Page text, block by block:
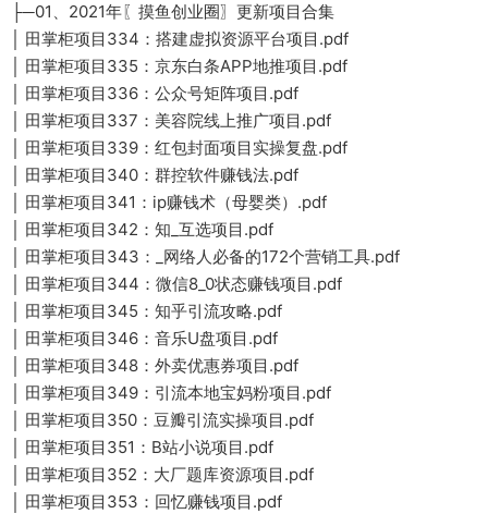
├─01、2021年〖摸鱼创业圈〗更新项目合集
│ 田掌柜项目334：搭建虚拟资源平台项目.pdf
│ 田掌柜项目335：京东白条APP地推项目.pdf
│ 田掌柜项目336：公众号矩阵项目.pdf
│ 田掌柜项目337：美容院线上推广项目.pdf
│ 田掌柜项目339：红包封面项目实操复盘.pdf
│ 田掌柜项目340：群控软件赚钱法.pdf
│ 田掌柜项目341：ip赚钱术（母婴类）.pdf
│ 田掌柜项目342：知_互选项目.pdf
│ 田掌柜项目343：_网络人必备的172个营销工具.pdf
│ 田掌柜项目344：微信8_0状态赚钱项目.pdf
│ 田掌柜项目345：知乎引流攻略.pdf
│ 田掌柜项目346：音乐U盘项目.pdf
│ 田掌柜项目348：外卖优惠券项目.pdf
│ 田掌柜项目349：引流本地宝妈粉项目.pdf
│ 田掌柜项目350：豆瓣引流实操项目.pdf
│ 田掌柜项目351：B站小说项目.pdf
│ 田掌柜项目352：大厂题库资源项目.pdf
│ 田掌柜项目353：回忆赚钱项目.pdf